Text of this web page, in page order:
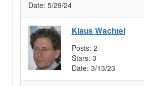
Date: 5/29/24
Klaus Wachtel
Posts: 2
Stars: 3
Date: 3/13/23